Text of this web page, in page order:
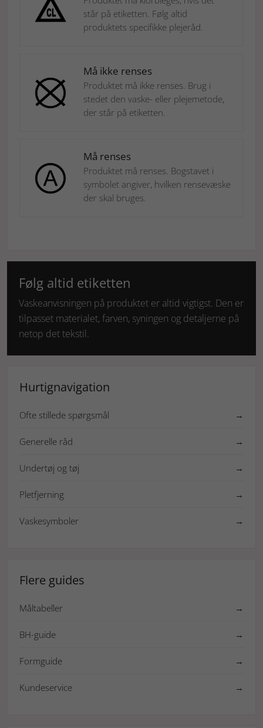
står på etiketten. Følg altid
produktets specifikke plejeråd.
Må ikke renses
Produktet må ikke renses. Brug i
stedet den vaske- eller plejemetode,
der står på etiketten.
Må renses
Produktet må renses. Bogstavet i
symbolet angiver, hvilken rensevæske
der skal bruges.
Følg altid etiketten
Vaskeanvisningen på produktet er altid vigtigst. Den er
tilpasset materialet, farven, syningen og detaljerne på
netop det tekstil.
Hurtignavigation
Ofte stillede spørgsmål →
Generelle råd →
Undertøj og tøj →
Pletfjerning →
Vaskesymboler →
Flere guides
Måltabeller →
BH-guide →
Formguide →
Kundeservice →